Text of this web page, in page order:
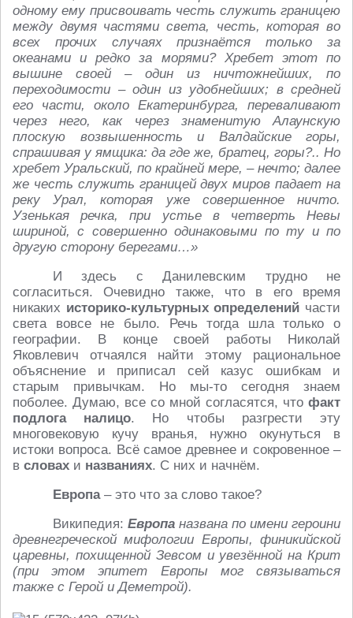
одному ему присвоивать честь служить границею
между двумя частями света, честь, которая во
всех прочих случаях признаётся только за
океанами и редко за морями? Хребет этот по
вышине своей – один из ничтожнейших, по
переходимости – один из удобнейших; в средней
его части, около Екатеринбурга, переваливают
через него, как через знаменитую Алаунскую
плоскую возвышенность и Валдайские горы,
спрашивая у ямщика: да где же, братец, горы?.. Но
хребет Уральский, по крайней мере, – нечто; далее
же честь служить границей двух миров падает на
реку Урал, которая уже совершенное ничто.
Узенькая речка, при устье в четверть Невы
шириной, с совершенно одинаковыми по ту и по
другую сторону берегами…»
И здесь с Данилевским трудно не
согласиться. Очевидно также, что в его время
никаких историко-культурных определений части
света вовсе не было. Речь тогда шла только о
географии. В конце своей работы Николай
Яковлевич отчаялся найти этому рациональное
объяснение и приписал сей казус ошибкам и
старым привычкам. Но мы-то сегодня знаем
поболее. Думаю, все со мной согласятся, что факт
подлога налицо. Но чтобы разгрести эту
многовековую кучу вранья, нужно окунуться в
истоки вопроса. Всё самое древнее и сокровенное –
в словах и названиях. С них и начнём.
Европа– это что за слово такое?
Википедия: Европа названа по имени героини
древнегреческой мифологии Европы, финикийской
царевны, похищенной Зевсом и увезённой на Крит
(при этом эпитет Европы мог связываться
также с Герой и Деметрой).